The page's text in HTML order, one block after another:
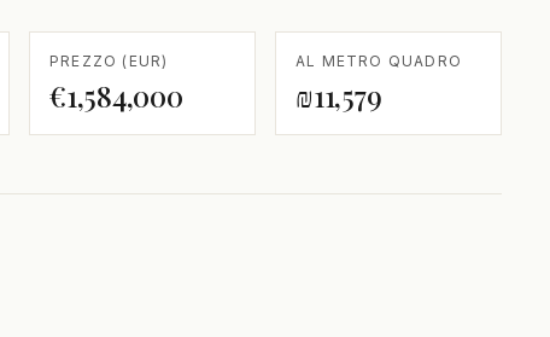
PREZZO (EUR)
€1,584,000
AL METRO QUADRO
₪11,579